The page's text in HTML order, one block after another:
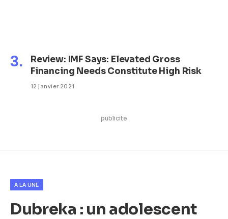
Review: IMF Says: Elevated Gross
Financing Needs Constitute High Risk
12 janvier 2021
publicite
A LA UNE
Dubreka : un adolescent